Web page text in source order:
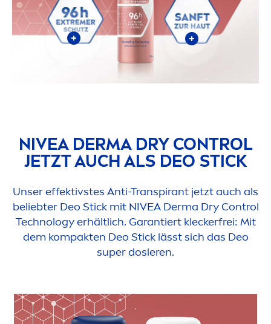
NIVEADERMA DRY CONTROL
JETZT AUCH ALS DEO STICK
Unser effektivstes Anti-Transpirant jetzt auch als
beliebter Deo Stick mit NIVEADerma Dry Control
Technology erhältlich. Garantiert kleckerfrei: Mit
dem kompakten Deo Stick lässt sich das Deo
super dosieren.